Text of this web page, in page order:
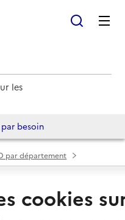
les
besoin
par département
âgées dépendantes
(89500) :
cookies